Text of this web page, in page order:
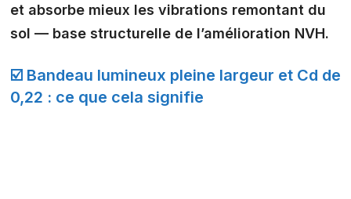
et absorbe mieux les vibrations remontant du
sol — base structurelle de l’amélioration NVH.
☑️ Bandeau lumineux pleine largeur et Cd de
0,22 : ce que cela signifie